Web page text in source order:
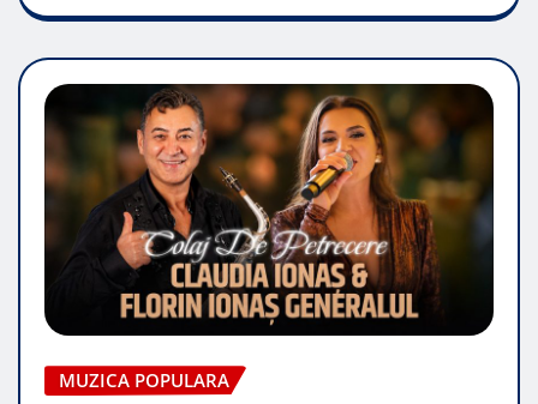
MUZICA POPULARA